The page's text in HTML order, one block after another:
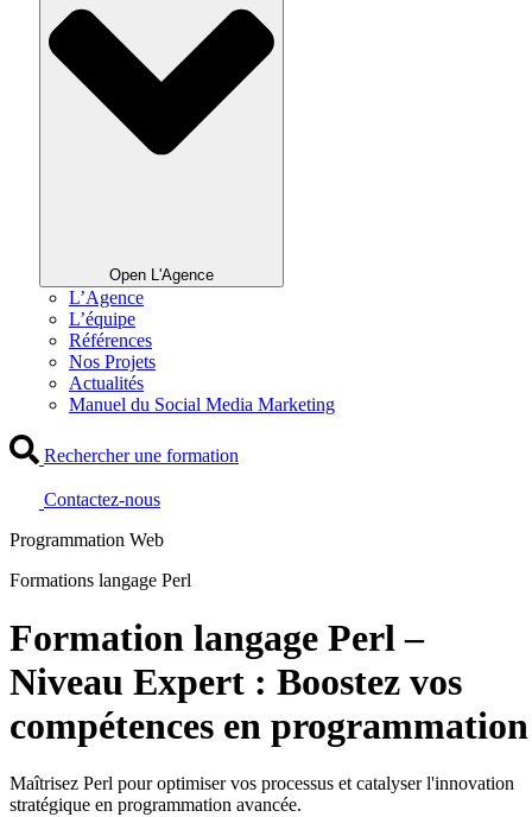
Open L'Agence
L’Agence
L’équipe
Références
Nos Projets
Actualités
Manuel du Social Media Marketing
Rechercher une formation
Contactez-nous
Programmation Web
Formations langage Perl
Formation langage Perl –
Niveau Expert : Boostez vos
compétences en programmation
Maîtrisez Perl pour optimiser vos processus et catalyser l'innovation
stratégique en programmation avancée.